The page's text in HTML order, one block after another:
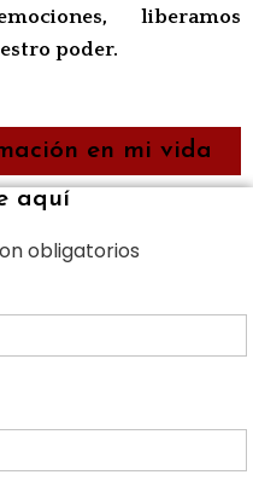
liberamos
poder.
en mi vida
aquí
obligatorios